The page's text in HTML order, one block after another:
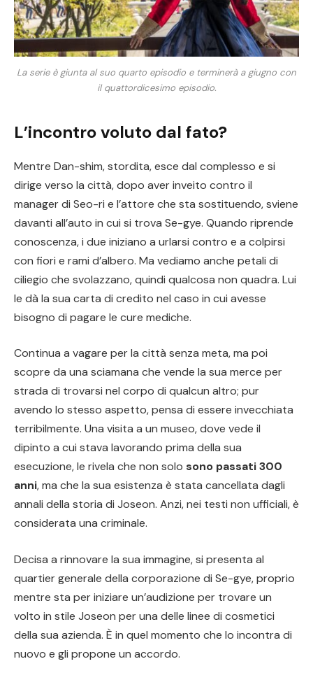
La serie è giunta al suo quarto episodio e terminerà a giugno con
il quattordicesimo episodio.
L’incontro voluto dal fato?
Mentre Dan-shim, stordita, esce dal complesso e si
dirige verso la città, dopo aver inveito contro il
manager di Seo-ri e l’attore che sta sostituendo, sviene
davanti all’auto in cui si trova Se-gye. Quando riprende
conoscenza, i due iniziano a urlarsi contro e a colpirsi
con fiori e rami d’albero. Ma vediamo anche petali di
ciliegio che svolazzano, quindi qualcosa non quadra. Lui
le dà la sua carta di credito nel caso in cui avesse
bisogno di pagare le cure mediche.
Continua a vagare per la città senza meta, ma poi
scopre da una sciamana che vende la sua merce per
strada di trovarsi nel corpo di qualcun altro; pur
avendo lo stesso aspetto, pensa di essere invecchiata
terribilmente. Una visita a un museo, dove vede il
dipinto a cui stava lavorando prima della sua
esecuzione, le rivela che non solo sono passati 300
anni, ma che la sua esistenza è stata cancellata dagli
annali della storia di Joseon. Anzi, nei testi non ufficiali, è
considerata una criminale.
Decisa a rinnovare la sua immagine, si presenta al
quartier generale della corporazione di Se-gye, proprio
mentre sta per iniziare un’audizione per trovare un
volto in stile Joseon per una delle linee di cosmetici
della sua azienda. È in quel momento che lo incontra di
nuovo e gli propone un accordo.